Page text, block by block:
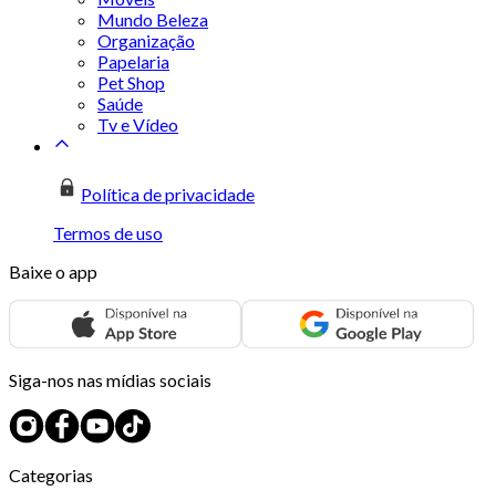
Mundo Beleza
Organização
Papelaria
Pet Shop
Saúde
Tv e Vídeo
Política de privacidade
Termos de uso
Baixe o app
Siga-nos nas mídias sociais
Categorias